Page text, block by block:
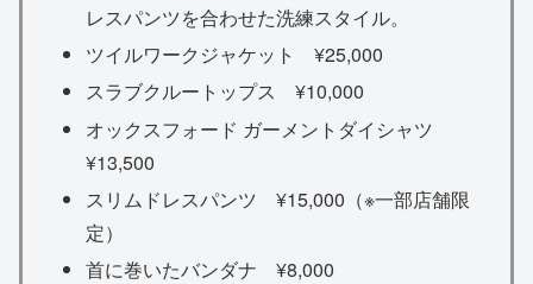
レスパンツを合わせた洗練スタイル。
ツイルワークジャケット ¥25,000
スラブクルートップス ¥10,000
オックスフォード ガーメントダイシャツ
¥13,500
スリムドレスパンツ ¥15,000（※一部店舗限
定）
首に巻いたバンダナ ¥8,000